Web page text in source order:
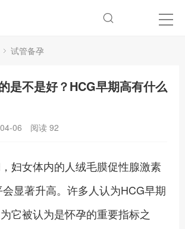
试管备孕
是不是好？HCG早期高有什么
06 阅读 92
女体内的人绒毛膜促性腺激素
会显著升高。许多人认为HCG早期
它被认为是怀孕的重要指标之